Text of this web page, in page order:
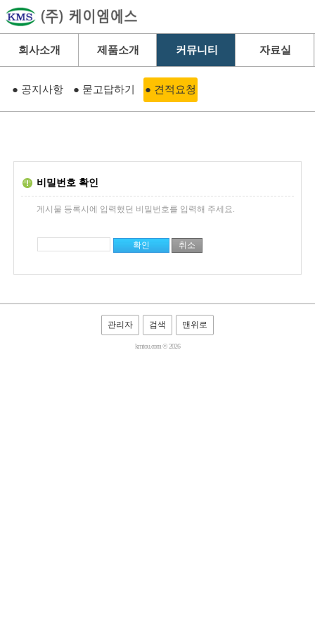
회사소개 제품소개 커뮤니티 자료실
● 공지사항 ● 묻고답하기 ● 견적요청
비밀번호 확인
게시물 등록시에 입력했던 비밀번호를 입력해 주세요.
관리자 검색 맨위로
kmtou.com © 2026